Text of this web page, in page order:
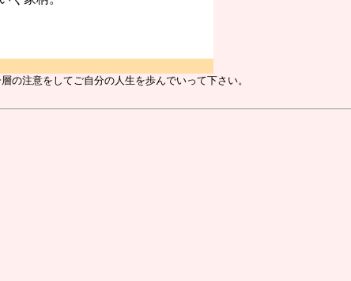
の注意をしてご自分の人生を歩んでいって下さい。